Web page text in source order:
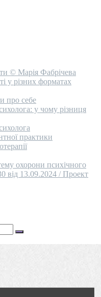
© Марія Фабрічева
у різних форматах
про себе
у чому різниця
практики
охорони психічного
від 13.09.2024 / Проект